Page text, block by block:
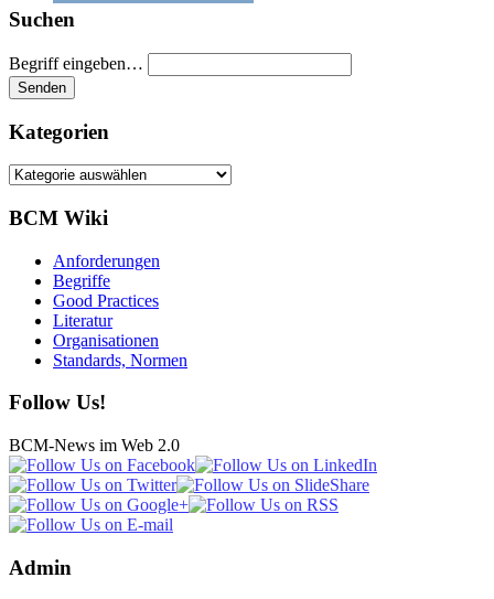
Suchen
Begriff eingeben…
Kategorien
Kategorien
BCM Wiki
Anforderungen
Begriffe
Good Practices
Literatur
Organisationen
Standards, Normen
Follow Us!
BCM-News im Web 2.0
Admin